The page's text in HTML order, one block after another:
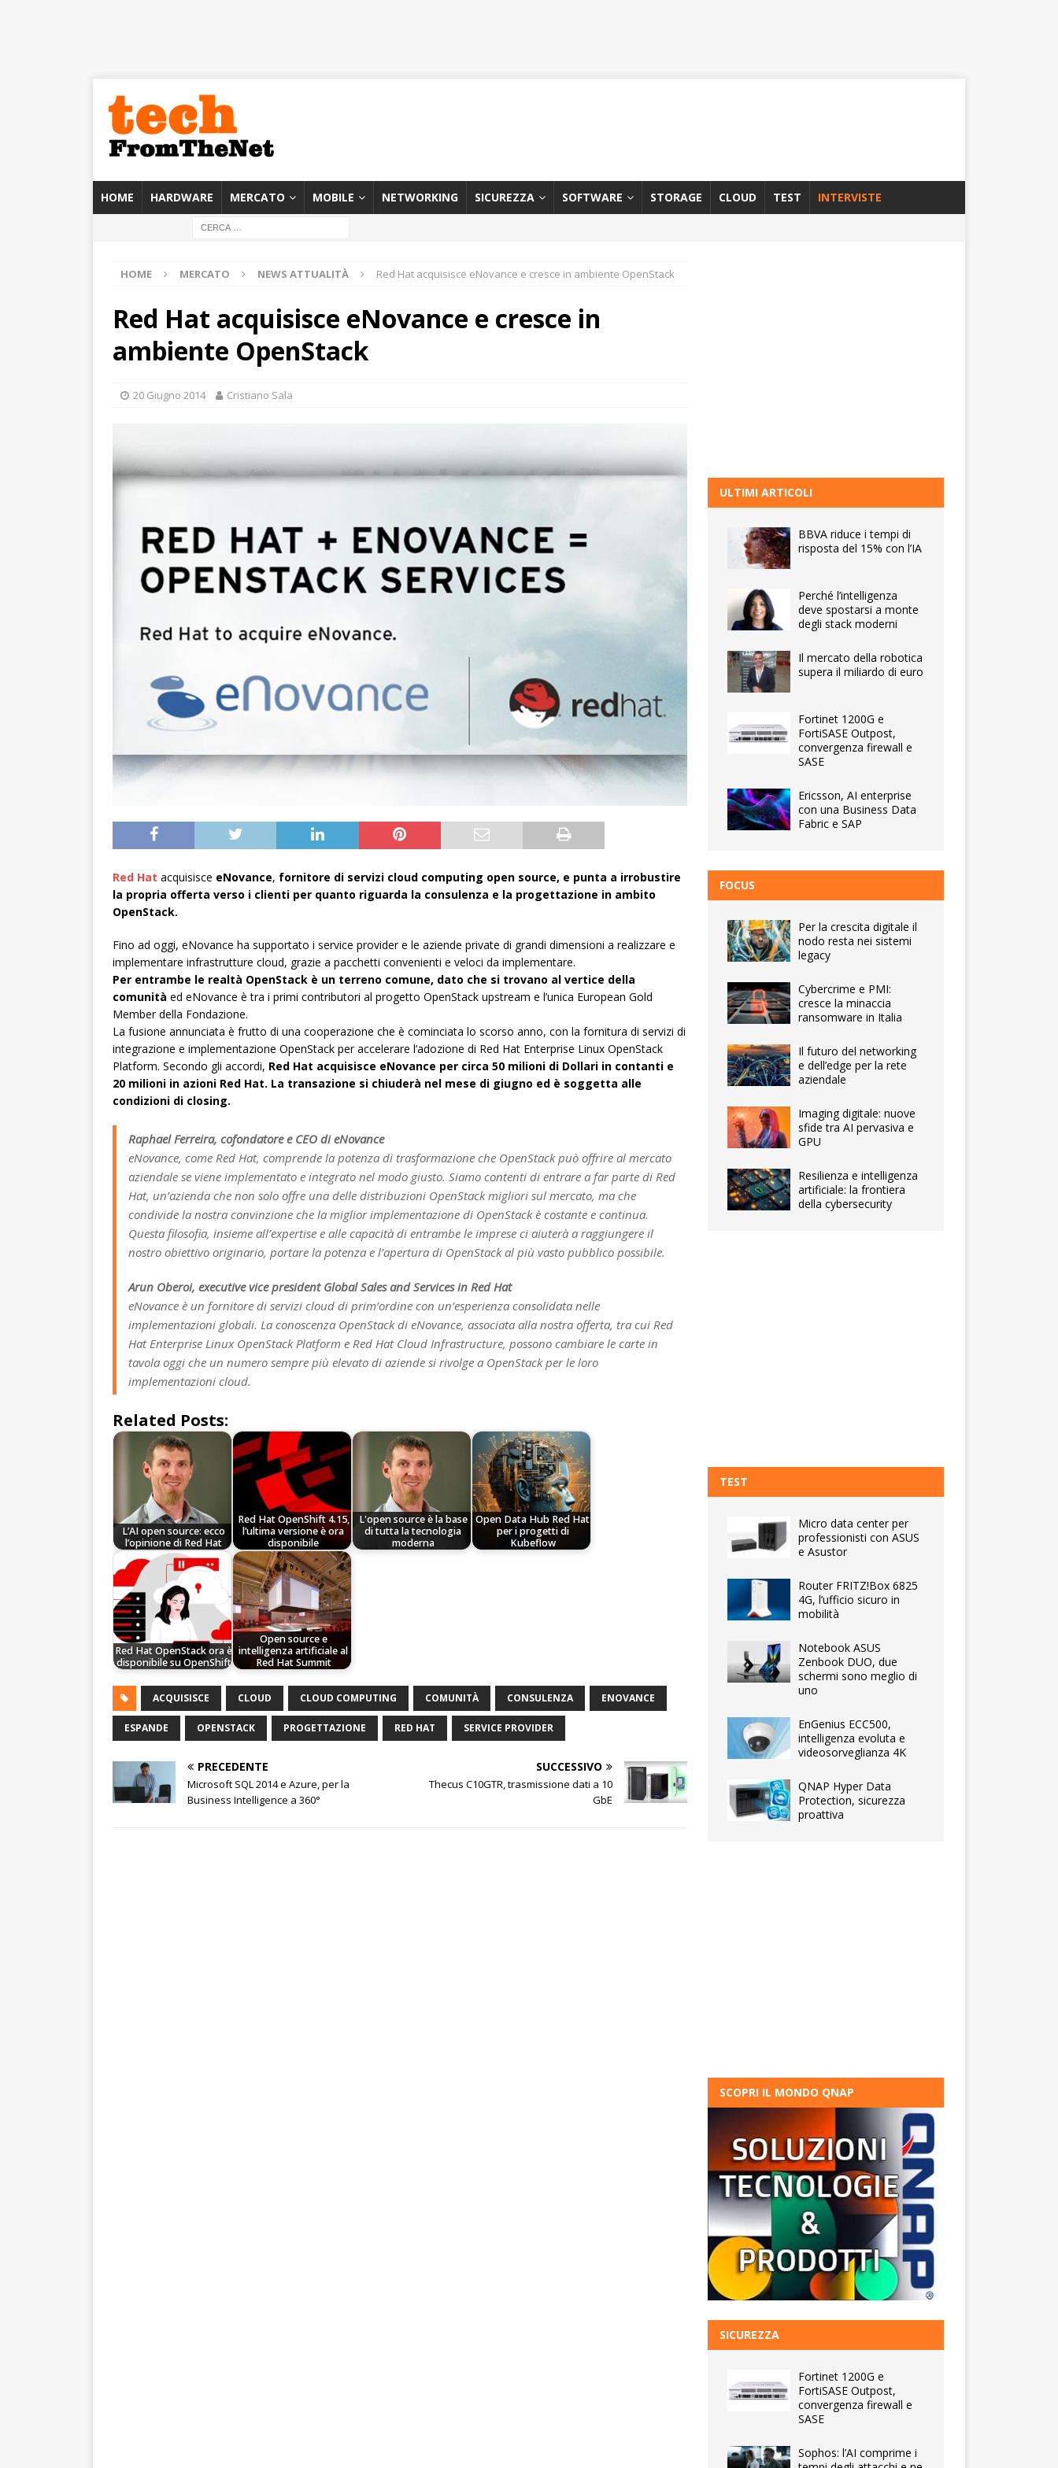
HOME HARDWARE MERCATO MOBILE NETWORKING SICUREZZA SOFTWARE STORAGE CLOUD TEST INTERVISTE
HOME MERCATO NEWS ATTUALITÀ Red Hat acquisisce eNovance e cresce in ambiente OpenStack
Red Hat acquisisce eNovance e cresce in
ambiente OpenStack
20 Giugno 2014 Cristiano Sala
Red Hat acquisisce eNovance, fornitore di servizi cloud computing open source, e punta a irrobustire
la propria offerta verso i clienti per quanto riguarda la consulenza e la progettazione in ambito
OpenStack.
Fino ad oggi, eNovance ha supportato i service provider e le aziende private di grandi dimensioni a realizzare e
implementare infrastrutture cloud, grazie a pacchetti convenienti e veloci da implementare.
Per entrambe le realtà OpenStack è un terreno comune, dato che si trovano al vertice della
comunità ed eNovance è tra i primi contributori al progetto OpenStack upstream e l’unica European Gold
Member della Fondazione.
La fusione annunciata è frutto di una cooperazione che è cominciata lo scorso anno, con la fornitura di servizi di
integrazione e implementazione OpenStack per accelerare l’adozione di Red Hat Enterprise Linux OpenStack
Platform. Secondo gli accordi, Red Hat acquisisce eNovance per circa 50 milioni di Dollari in contanti e
20 milioni in azioni Red Hat. La transazione si chiuderà nel mese di giugno ed è soggetta alle
condizioni di closing.
Raphael Ferreira, cofondatore e CEO di eNovance
eNovance, come Red Hat, comprende la potenza di trasformazione che OpenStack può offrire al mercato
aziendale se viene implementato e integrato nel modo giusto. Siamo contenti di entrare a far parte di Red
Hat, un’azienda che non solo offre una delle distribuzioni OpenStack migliori sul mercato, ma che
condivide la nostra convinzione che la miglior implementazione di OpenStack è costante e continua.
Questa filosofia, insieme all’expertise e alle capacità di entrambe le imprese ci aiuterà a raggiungere il
nostro obiettivo originario, portare la potenza e l’apertura di OpenStack al più vasto pubblico possibile.
Arun Oberoi, executive vice president Global Sales and Services in Red Hat
eNovance è un fornitore di servizi cloud di prim’ordine con un’esperienza consolidata nelle
implementazioni globali. La conoscenza OpenStack di eNovance, associata alla nostra offerta, tra cui Red
Hat Enterprise Linux OpenStack Platform e Red Hat Cloud Infrastructure, possono cambiare le carte in
tavola oggi che un numero sempre più elevato di aziende si rivolge a OpenStack per le loro
implementazioni cloud.
Related Posts:
L’AI open source: ecco
l’opinione di Red Hat
Red Hat OpenShift 4.15,
l’ultima versione è ora
disponibile
L'open source è la base
di tutta la tecnologia
moderna
Open Data Hub Red Hat
per i progetti di
Kubeflow
Red Hat OpenStack ora è
disponibile su OpenShift
Open source e
intelligenza artificiale al
Red Hat Summit
ACQUISISCE CLOUD CLOUD COMPUTING COMUNITÀ CONSULENZA ENOVANCE
ESPANDE OPENSTACK PROGETTAZIONE RED HAT SERVICE PROVIDER
PRECEDENTE
Microsoft SQL 2014 e Azure, per la
Business Intelligence a 360°
SUCCESSIVO
Thecus C10GTR, trasmissione dati a 10
GbE
ULTIMI ARTICOLI
BBVA riduce i tempi di
risposta del 15% con l’IA
Perché l’intelligenza
deve spostarsi a monte
degli stack moderni
Il mercato della robotica
supera il miliardo di euro
Fortinet 1200G e
FortiSASE Outpost,
convergenza firewall e
SASE
Ericsson, AI enterprise
con una Business Data
Fabric e SAP
FOCUS
Per la crescita digitale il
nodo resta nei sistemi
legacy
Cybercrime e PMI:
cresce la minaccia
ransomware in Italia
Il futuro del networking
e dell’edge per la rete
aziendale
Imaging digitale: nuove
sfide tra AI pervasiva e
GPU
Resilienza e intelligenza
artificiale: la frontiera
della cybersecurity
TEST
Micro data center per
professionisti con ASUS
e Asustor
Router FRITZ!Box 6825
4G, l’ufficio sicuro in
mobilità
Notebook ASUS
Zenbook DUO, due
schermi sono meglio di
uno
EnGenius ECC500,
intelligenza evoluta e
videosorveglianza 4K
QNAP Hyper Data
Protection, sicurezza
proattiva
SCOPRI IL MONDO QNAP
SICUREZZA
Fortinet 1200G e
FortiSASE Outpost,
convergenza firewall e
SASE
Sophos: l’AI comprime i